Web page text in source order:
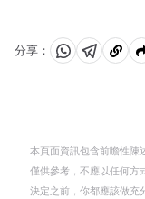
分享：
分 分 複
板
本頁面資訊包含前瞻性陳
僅供參考，不應以任何方
決定之前，你都應該做充